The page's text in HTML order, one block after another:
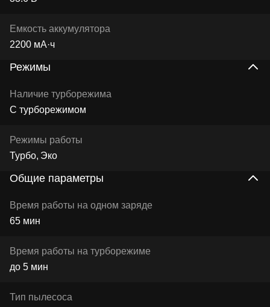
Емкость аккумулятора
2200 мА·ч
Режимы
Наличие турборежима
С турборежимом
Режимы работы
Турбо Эко
Общие параметры
Время работы на одном заряде
65 мин
Время работы на турборежиме
до 5 мин
Тип пылесоса